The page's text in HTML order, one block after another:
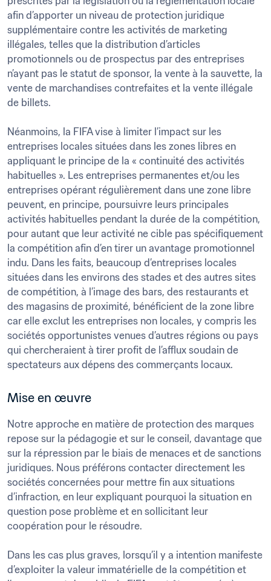
afin d’apporter un niveau de protection juridique
supplémentaire contre les activités de marketing
illégales, telles que la distribution d’articles
promotionnels ou de prospectus par des entreprises
n’ayant pas le statut de sponsor, la vente à la sauvette, la
vente de marchandises contrefaites et la vente illégale
de billets.
Néanmoins, la FIFA vise à limiter l’impact sur les
entreprises locales situées dans les zones libres en
appliquant le principe de la « continuité des activités
habituelles ». Les entreprises permanentes et/ou les
entreprises opérant régulièrement dans une zone libre
peuvent, en principe, poursuivre leurs principales
activités habituelles pendant la durée de la compétition,
pour autant que leur activité ne cible pas spécifiquement
la compétition afin d’en tirer un avantage promotionnel
indu. Dans les faits, beaucoup d’entreprises locales
situées dans les environs des stades et des autres sites
de compétition, à l’image des bars, des restaurants et
des magasins de proximité, bénéficient de la zone libre
car elle exclut les entreprises non locales, y compris les
sociétés opportunistes venues d’autres régions ou pays
qui chercheraient à tirer profit de l’afflux soudain de
Mise en œuvre
Notre approche en matière de protection des marques
repose sur la pédagogie et sur le conseil, davantage que
sur la répression par le biais de menaces et de sanctions
juridiques. Nous préférons contacter directement les
sociétés concernées pour mettre fin aux situations
d’infraction, en leur expliquant pourquoi la situation en
question pose problème et en sollicitant leur
coopération pour le résoudre.
Dans les cas plus graves, lorsqu’il y a intention manifeste
d’exploiter la valeur immatérielle de la compétition et